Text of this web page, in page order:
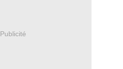
Publicité